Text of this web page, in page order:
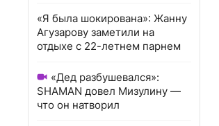
«Я была шокирована»: Жанну
Агузарову заметили на
отдыхе с 22-летнем парнем
«Дед разбушевался»:
SHAMAN довел Мизулину —
что он натворил